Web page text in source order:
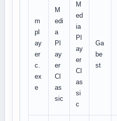
m
pl
ay
er
c.
ex
e
M
edi
a
Pl
ay
er
Cl
as
sic
M
ed
ia
Pl
ay
er
Cl
as
si
c
Ga
be
st